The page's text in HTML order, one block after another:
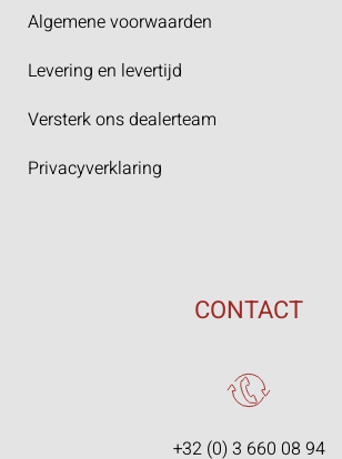
Algemene voorwaarden
Levering en levertijd
Versterk ons dealerteam
Privacyverklaring
CONTACT
+32 (0) 3 660 08 94